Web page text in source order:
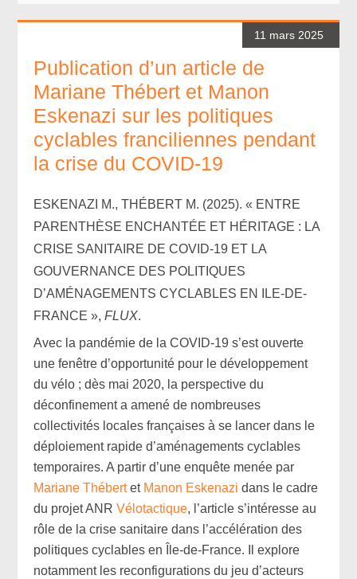
11 mars 2025
Publication d’un article de
Mariane Thébert et Manon
Eskenazi sur les politiques
cyclables franciliennes pendant
la crise du COVID-19
ESKENAZI M., THÉBERT M. (2025). « ENTRE
PARENTHÈSE ENCHANTÉE ET HÉRITAGE : LA
CRISE SANITAIRE DE COVID-19 ET LA
GOUVERNANCE DES POLITIQUES
D’AMÉNAGEMENTS CYCLABLES EN ILE-DE-
FRANCE »,FLUX.
Avec la pandémie de la COVID-19 s’est ouverte
une fenêtre d’opportunité pour le développement
du vélo ; dès mai 2020, la perspective du
déconfinement a amené de nombreuses
collectivités locales françaises à se lancer dans le
déploiement rapide d’aménagements cyclables
temporaires. A partir d’une enquête menée par
Mariane Thébertet Manon Eskenazi dans le cadre
du projet ANRVélotactique, l’article s’intéresse au
rôle de la crise sanitaire dans l’accélération des
politiques cyclables en Île-de-France. Il explore
notamment les reconfigurations du jeu d’acteurs